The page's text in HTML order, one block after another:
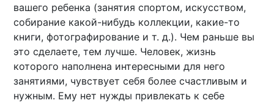
вашего ребенка (занятия спортом, искусством,
собирание какой-нибудь коллекции, какие-то
книги, фотографирование и т. д.). Чем раньше вы
это сделаете, тем лучше. Человек, жизнь
которого наполнена интересными для него
занятиями, чувствует себя более счастливым и
нужным. Ему нет нужды привлекать к себе